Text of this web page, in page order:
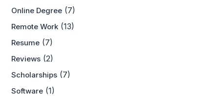
Online Degree (7)
Remote Work (13)
Resume (7)
Reviews (2)
Scholarships (7)
Software (1)